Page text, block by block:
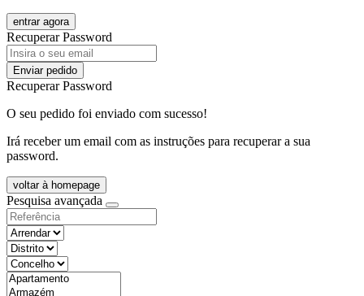
entrar agora
Recuperar Password
Enviar pedido
Recuperar Password
O seu pedido foi enviado com sucesso!
Irá receber um email com as instruções para recuperar a sua
password.
voltar à homepage
Pesquisa avançada
objective
districtId
countyId
types